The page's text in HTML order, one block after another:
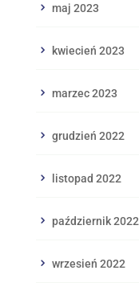
maj 2023
kwiecień 2023
marzec 2023
grudzień 2022
listopad 2022
październik 2022
wrzesień 2022